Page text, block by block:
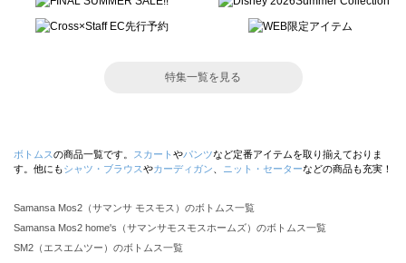
特集一覧を見る
ボトムスの商品一覧です。 スカート やパンツなど定番アイテムを取り揃えておりま
す。他にもシャツ・ブラウスやカーディガン ニット・セーターなどの商品も充実！
Samansa Mos2（サマンサ モスモス）のボトムス一覧
Samansa Mos2 home's（サマンサモスモスホームズ）のボトムス一覧
SM2（エスエムツー）のボトムス一覧